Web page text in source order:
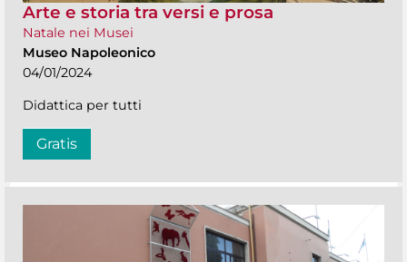
Arte e storia tra versi e prosa
Natale nei Musei
Museo Napoleonico
04/01/2024
Didattica per tutti
Gratis